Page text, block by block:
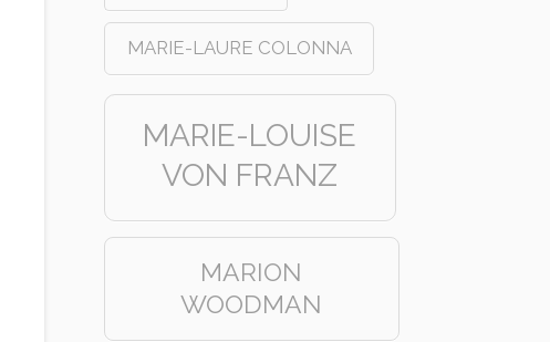
MARIE-LAURE COLONNA
MARIE-LOUISE
VON FRANZ
MARION
WOODMAN